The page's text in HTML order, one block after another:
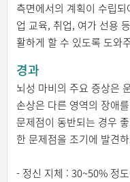
측면에서의 계획이 수립
업 교육, 취업, 여가 선용
활하게 할 수 있도록 도와
경과
뇌성 마비의 주요 증상은
손상은 다른 영역의 장애
문제점이 동반되는 경우
한 문제점을 조기에 발견
- 정신 지체 : 30~50% 정